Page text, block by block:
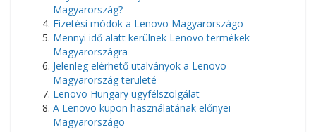
Magyarország?
Fizetési módok a Lenovo Magyarországo
Mennyi idő alatt kerülnek Lenovo termékek
Magyarországra
Jelenleg elérhető utalványok a Lenovo
Magyarország területé
Lenovo Hungary ügyfélszolgálat
A Lenovo kupon használatának előnyei
Magyarországo